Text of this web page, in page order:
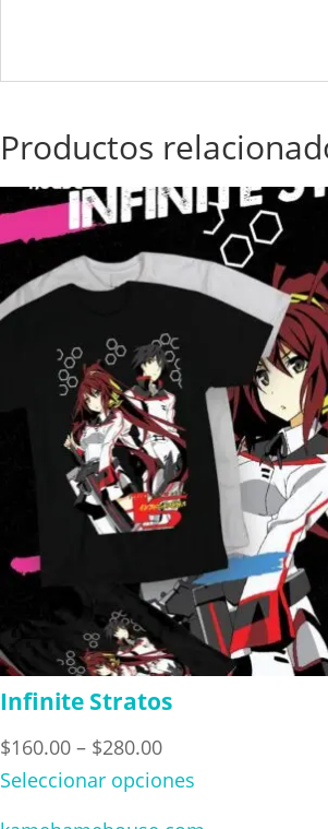
Productos
Infinite Stratos
$160.00 – $280.00Price
range:
Seleccionar opciones